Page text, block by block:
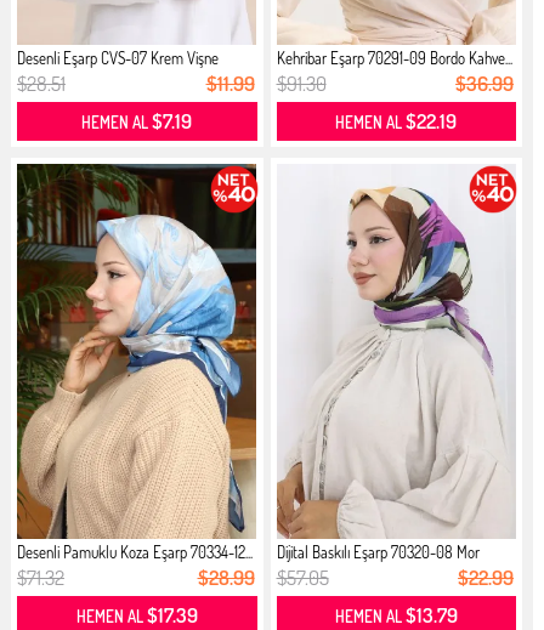
Desenli Eşarp CVS-07 Krem Vişne
$28.51 $11.99
HEMEN AL$7.19
Kehribar Eşarp 70291-09 Bordo Kahve...
$91.30 $36.99
HEMEN AL$22.19
Desenli Pamuklu Koza Eşarp 70334-12...
$71.32 $28.99
HEMEN AL$17.39
Dijital Baskılı Eşarp 70320-08 Mor
$57.05 $22.99
HEMEN AL$13.79